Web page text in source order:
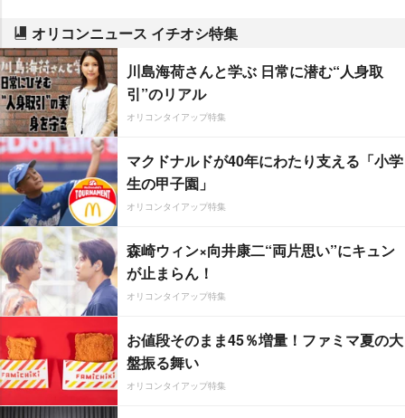
オリコンニュース イチオシ特集
川島海荷さんと学ぶ 日常に潜む“人身取
引”のリアル
オリコンタイアップ特集
マクドナルドが40年にわたり支える「小学
生の甲子園」
オリコンタイアップ特集
森崎ウィン×向井康二“両片思い”にキュン
が止まらん！
オリコンタイアップ特集
お値段そのまま45％増量！ファミマ夏の大
盤振る舞い
オリコンタイアップ特集